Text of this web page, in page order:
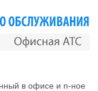
в офисе и n-ное